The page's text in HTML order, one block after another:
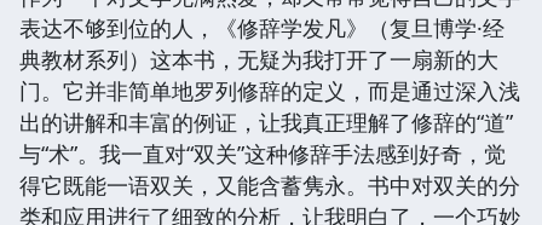
表达不够到位的人，《修辞学发凡》（复旦博学·经
典教材系列）这本书，无疑为我打开了一扇新的大
门。它并非简单地罗列修辞的定义，而是通过深入浅
出的讲解和丰富的例证，让我真正理解了修辞的“道”
与“术”。我一直对“双关”这种修辞手法感到好奇，觉
得它既能一语双关，又能含蓄隽永。书中对双关的分
类和应用进行了细致的分析，让我明白了，一个巧妙